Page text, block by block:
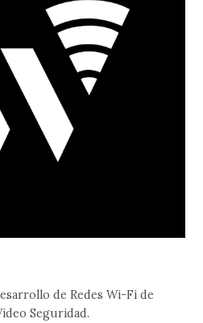
de Redes Wi-Fi de
Seguridad.